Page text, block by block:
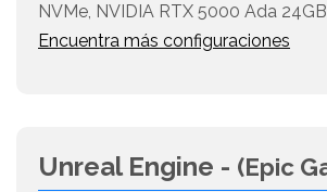
NVMe, NVIDIA RTX 5000 Ada 24GB
Encuentra más configuraciones
Unreal Engine - (Epic